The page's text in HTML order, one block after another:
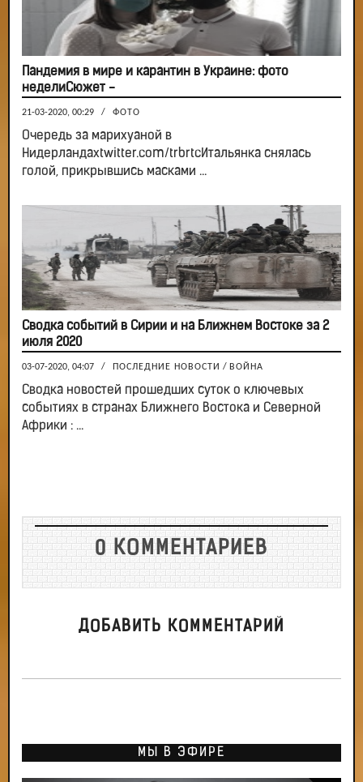
Пандемия в мире и карантин в Украине: фото
неделиСюжет -
21-03-2020, 00:29 / ФОТО
Очередь за марихуаной в
Нидерландахtwitter.com/trbrtcИтальянка снялась
голой, прикрывшись масками ...
Сводка событий в Сирии и на Ближнем Востоке за 2
июля 2020
03-07-2020, 04:07 / ПОСЛЕДНИЕ НОВОСТИ / ВОЙНА
Сводка новостей прошедших суток о ключевых
событиях в странах Ближнего Востока и Северной
Африки : ...
0 КОММЕНТАРИЕВ
ДОБАВИТЬ КОММЕНТАРИЙ
МЫ В ЭФИРЕ